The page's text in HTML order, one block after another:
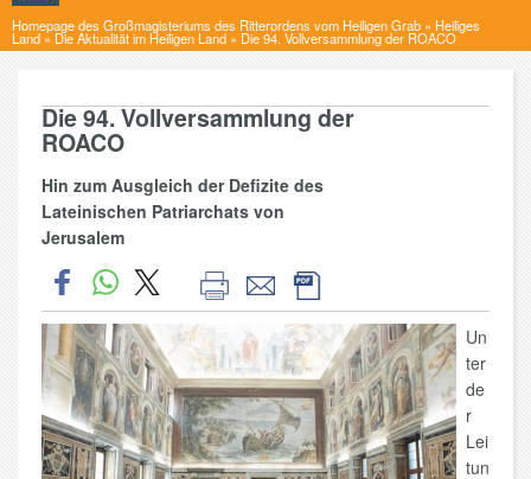
Homepage des Großmagisteriums des Ritterordens vom Heiligen Grab » Heiliges
Land » Die Aktualität im Heiligen Land » Die 94. Vollversammlung der ROACO
Die 94. Vollversammlung der
ROACO
Hin zum Ausgleich der Defizite des
Lateinischen Patriarchats von
Jerusalem
Un
ter
de
r
Lei
tun